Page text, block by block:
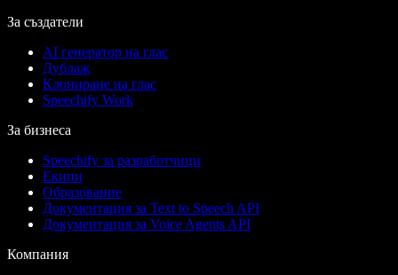
За създатели
AI генератор на глас
Дублаж
Клониране на глас
Speechify Work
За бизнеса
Speechify за разработчици
Екипи
Образование
Документация за Text to Speech API
Документация за Voice Agents API
Компания